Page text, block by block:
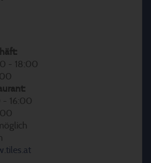
- 18:00
- 16:00